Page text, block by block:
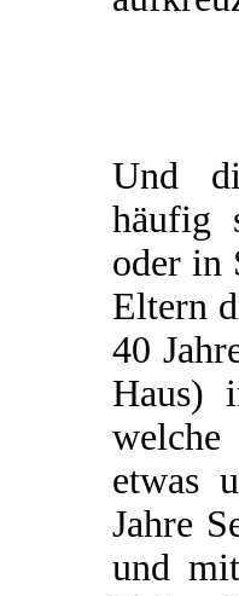
Und
häufig
oder in
Eltern
40
Haus)
welche
etwas
Jahre
und